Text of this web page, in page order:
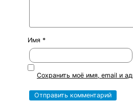
Имя *
Сохранить моё имя, email и